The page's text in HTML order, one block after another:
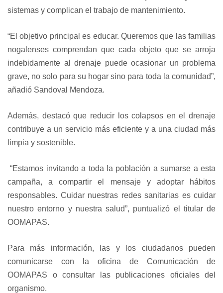
sistemas y complican el trabajo de mantenimiento.
“El objetivo principal es educar. Queremos que las familias
nogalenses comprendan que cada objeto que se arroja
indebidamente al drenaje puede ocasionar un problema
grave, no solo para su hogar sino para toda la comunidad”,
añadió Sandoval Mendoza.
Además, destacó que reducir los colapsos en el drenaje
contribuye a un servicio más eficiente y a una ciudad más
limpia y sostenible.
“Estamos invitando a toda la población a sumarse a esta
campaña, a compartir el mensaje y adoptar hábitos
responsables. Cuidar nuestras redes sanitarias es cuidar
nuestro entorno y nuestra salud”, puntualizó el titular de
OOMAPAS.
Para más información, las y los ciudadanos pueden
comunicarse con la oficina de Comunicación de
OOMAPAS o consultar las publicaciones oficiales del
organismo.